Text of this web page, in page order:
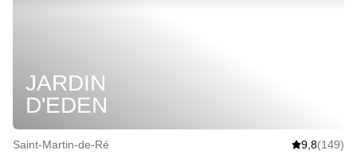
d’eau de mer en France pour faire la planche dans une eau à 31
degrés. · Et en extra : l’expérience spa upgradée en ajoutant un
Massage Zen de 20min, le Bain Hydro Relax, Hydromassant ou
JARDIN
D'EDEN
Saint-Martin-de-Ré 9,8(149)